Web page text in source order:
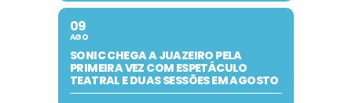
09
AGO
SONIC CHEGA A JUAZEIRO PELA
PRIMEIRA VEZ COM ESPETÁCULO
TEATRAL E DUAS SESSÕES EM AGOSTO